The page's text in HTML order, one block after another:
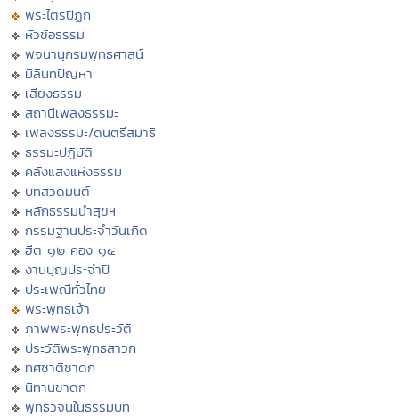
พระไตรปิฏก
หัวข้อธรรม
พจนานุกรมพุทธศาสน์
มิลินทปัญหา
เสียงธรรม
สถานีเพลงธรรมะ
เพลงธรรมะ/ดนตรีสมาธิ
ธรรมะปฏิบัติ
คลังแสงแห่งธรรม
บทสวดมนต์
หลักธรรมนำสุขฯ
กรรมฐานประจำวันเกิด
ฮีต ๑๒ คอง ๑๔
งานบุญประจำปี
ประเพณีทั่วไทย
พระพุทธเจ้า
ภาพพระพุทธประวัติ
ประวัติพระพุทธสาวก
ทศชาติชาดก
นิทานชาดก
พุทธวจนในธรรมบท